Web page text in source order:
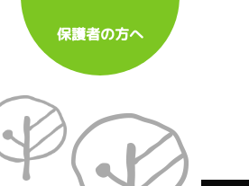
保護者の方へ